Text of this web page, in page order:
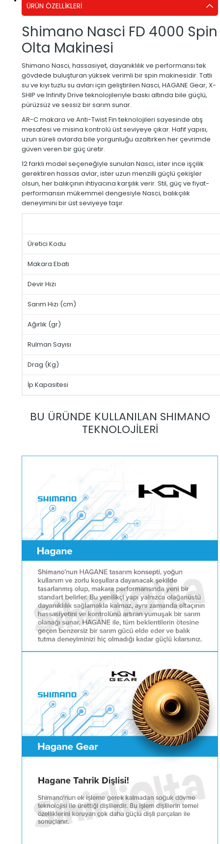
ÜRÜN ÖZELLIKLERI
Shimano Nasci FD 4000 Spin
Olta Makinesi
Shimano Nasci, hassasiyet, dayanıklılık ve performansı tek
gövdede buluşturan yüksek verimli bir spin makinesidir. Tatlı
su ve kıyı tuzlu su avları için geliştirilen Nasci, HAGANE Gear, X-
SHIP ve Infinity Drive teknolojileriyle baskı altında bile güçlü,
pürüzsüz ve sessiz bir sarım sunar.
AR-C makara ve Anti-Twist Fin teknolojileri sayesinde atış
mesafesi ve misina kontrolü üst seviyeye çıkar. Hafif yapısı,
uzun süreli avlarda bile yorgunluğu azaltırken her çevrimde
güven veren bir güç üretir.
12 farklı model seçeneğiyle sunulan Nasci, ister ince işçilik
gerektiren hassas avlar, ister uzun menzilli güçlü çekişler
olsun, her balıkçının ihtiyacına karşılık verir. Stil, güç ve fiyat-
performansın mükemmel dengesiyle Nasci, balıkçılık
deneyimini bir üst seviyeye taşır.
Üretici Kodu
Makara Ebatı
Devir Hızı
Sarım Hızı (cm)
Ağırlık (gr)
Rulman Sayısı
Drag (Kg)
İp Kapasitesi
BU ÜRÜNDE KULLANILAN SHIMANO
TEKNOLOJİLERİ